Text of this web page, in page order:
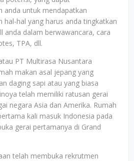
anda untuk mendapatkan
hal-hal yang harus anda tingkatkan
anda dalam berwawancara, cara
TPA, dll.
PT Multirasa Nusantara
makan asal jepang yang
daging sapi atau yang biasa
telah memiliki ratusan gerai
negara Asia dan Amerika. Rumah
kali masuk Indonesia pada
gerai pertamanya di Grand
telah membuka rekrutmen